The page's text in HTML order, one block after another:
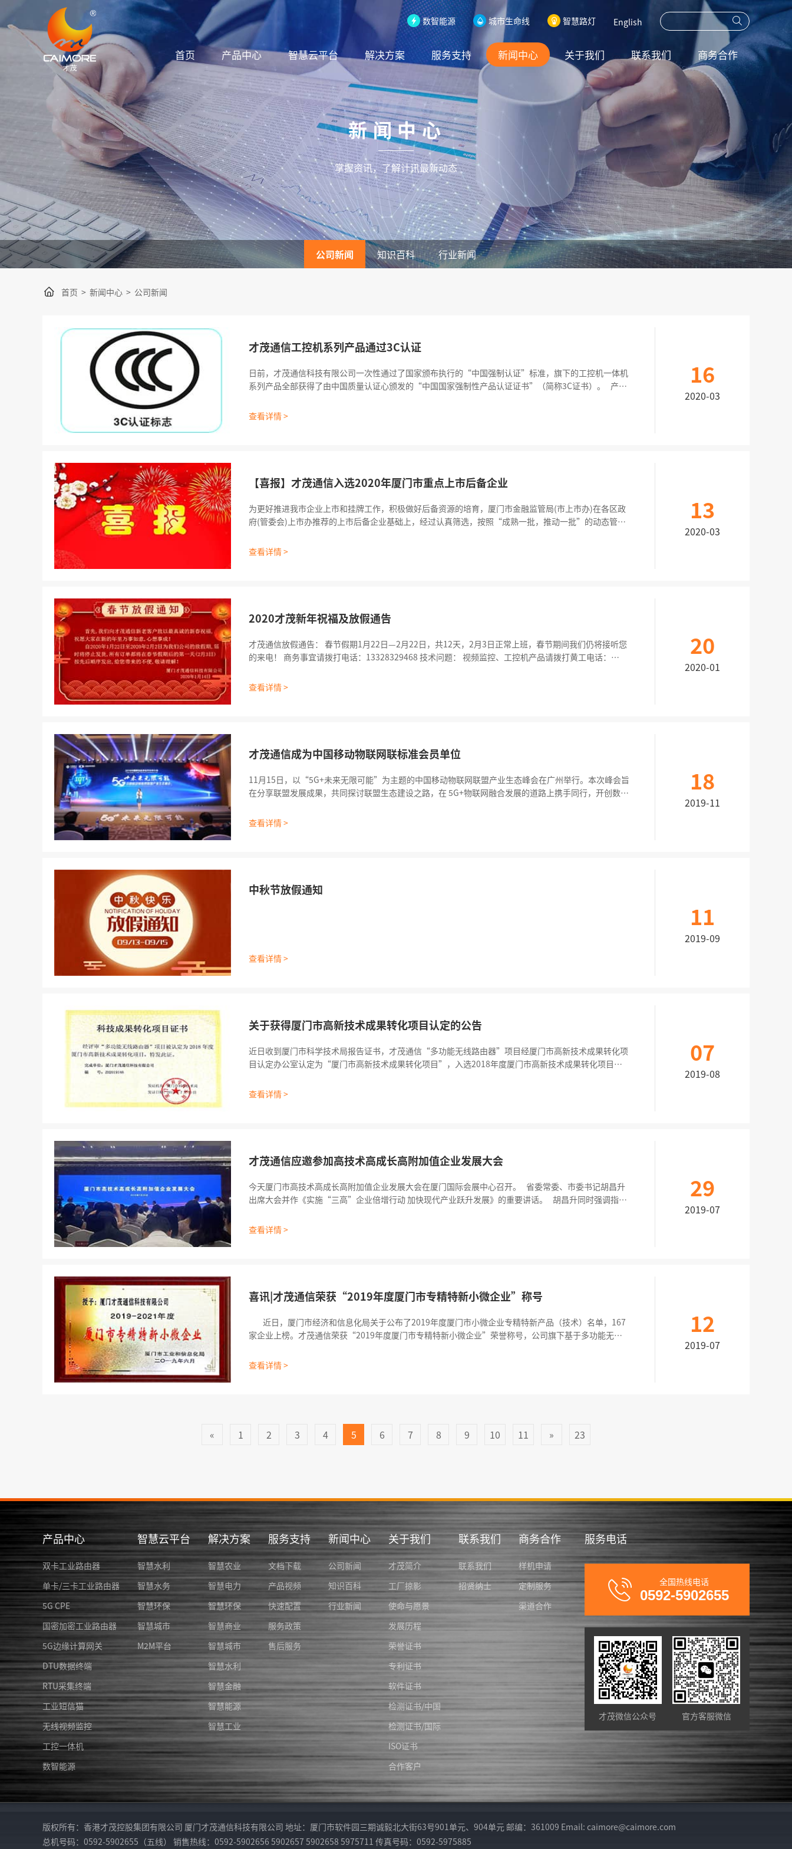
数智能源 城市生命线 智慧路灯 English
首页 产品中心 智慧云平台 解决方案 服务支持 新闻中心 关于我们 联系我们 商务合作
新闻中心
掌握资讯，了解计讯最新动态
公司新闻 知识百科 行业新闻
首页 > 新闻中心 > 公司新闻
才茂通信工控机系列产品通过3C认证
日前，才茂通信科技有限公司一次性通过了国家颁布执行的“中国强制认证”标准，旗下的工控机一体机
系列产品全部获得了由中国质量认证心颁发的“中国国家强制性产品认证证书”（简称3C证书）。 产品
式，优化组织结构，完善经营管理，带动服务和产品的结构调整，推动技术改造，增强
查看详情 >
16
2020-03
【喜报】才茂通信入选2020年厦门市重点上市后备企业
为更好推进我市企业上市和挂牌工作，积极做好后备资源的培育，厦门市金融监管局(市上市办)在各区政
府(管委会)上市办推荐的上市后备企业基础上，经过认真筛选，按照“成熟一批，推动一批”的动态管理
训、扶持政策倾斜、融资需求对接等方面加大服务力度，优先支持市重点上市后备企业。2月12日，由厦
查看详情 >
13
2020-03
2020才茂新年祝福及放假通告
才茂通信放假通告： 春节假期1月22日—2月22日，共12天，2月3日正常上班，春节期间我们仍将接听您
的来电！ 商务事宜请拨打电话：13328329468 技术问题： 视频监控、工控机产品请拨打黄工电话：
0592-5908952、133583926
查看详情 >
20
2020-01
才茂通信成为中国移动物联网联标准会员单位
11月15日，以“5G+未来无限可能”为主题的中国移动物联网联盟产业生态峰会在广州举行。本次峰会旨
在分享联盟发展成果，共同探讨联盟生态建设之路，在 5G+物联网融合发展的道路上携手同行，开创数字
查看详情 >
18
2019-11
中秋节放假通知
查看详情 >
11
2019-09
关于获得厦门市高新技术成果转化项目认定的公告
近日收到厦门市科学技术局报告证书，才茂通信“多功能无线路由器”项目经厦门市高新技术成果转化项
目认定办公室认定为“厦门市高新技术成果转化项目”，入选2018年度厦门市高新技术成果转化项目。
使其具有超强无线通信能力；并提供多种形式的通信链路备份功能，确
查看详情 >
07
2019-08
才茂通信应邀参加高技术高成长高附加值企业发展大会
今天厦门市高技术高成长高附加值企业发展大会在厦门国际会展中心召开。 省委常委、市委书记胡昌升
出席大会并作《实施“三高”企业倍增行动 加快现代产业跃升发展》的重要讲话。 胡昌升同时强调指出
创新创业之城的主力军，成为支撑厦门高质量
查看详情 >
29
2019-07
喜讯|才茂通信荣获“2019年度厦门市专精特新小微企业”称号
近日，厦门市经济和信息化局关于公布了2019年度厦门市小微企业专精特新产品（技术）名单，167
家企业上榜。才茂通信荣获“2019年度厦门市专精特新小微企业”荣誉称号，公司旗下基于多功能无线
查看详情 >
12
2019-07
« 1 2 3 4 5 6 7 8 9 10 11 » 23
产品中心
双卡工业路由器
单卡/三卡工业路由器
5G CPE
国密加密工业路由器
5G边缘计算网关
DTU数据终端
RTU采集终端
工业短信猫
无线视频监控
工控一体机
数智能源
智慧云平台
智慧水利
智慧水务
智慧环保
智慧城市
M2M平台
解决方案
智慧农业
智慧电力
智慧环保
智慧商业
智慧城市
智慧水利
智慧金融
智慧能源
智慧工业
服务支持
文档下载
产品视频
快速配置
服务政策
售后服务
新闻中心
公司新闻
知识百科
行业新闻
关于我们
才茂简介
工厂掠影
使命与愿景
发展历程
荣誉证书
专利证书
软件证书
检测证书/中国
检测证书/国际
ISO证书
合作客户
联系我们
联系我们
招贤纳士
商务合作
样机申请
定制服务
渠道合作
服务电话
全国热线电话
0592-5902655
才茂微信公众号 官方客服微信
版权所有：香港才茂控股集团有限公司 厦门才茂通信科技有限公司 地址：厦门市软件园三期诚毅北大街63号901单元、904单元 邮编：361009 Email: caimore@caimore.com
总机号码：0592-5902655（五线） 销售热线：0592-5902656 5902657 5902658 5975711 传真号码：0592-5975885